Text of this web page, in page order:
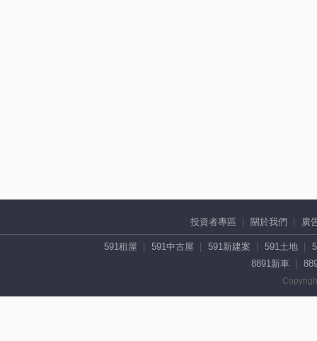
投資者專區 關於我們 廣
591租屋 591中古屋 591新建案 591土地
8891新車